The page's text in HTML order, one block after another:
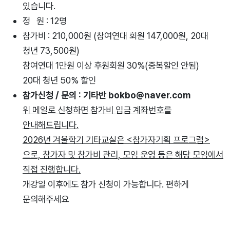
있습니다.
정 원 : 12명
참가비 : 210,000원 (참여연대 회원 147,000원, 20대
청년 73,500원)
참여연대 1만원 이상 후원회원 30%(중복할인 안됨)
20대 청년 50% 할인
참가신청 / 문의 : 기타반 bokbo@naver.com
위 메일로 신청하면 참가비 입금 계좌번호를
안내해드립니다.
2026년 겨울학기 기타교실은 <참가자기획 프로그램>
으로, 참가자 및 참가비 관리, 모임 운영 등은 해당 모임에서
직접 진행합니다.
개강일 이후에도 참가 신청이 가능합니다. 편하게
문의해주세요